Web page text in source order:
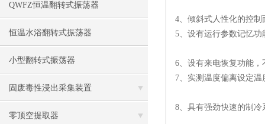
QWFZ恒温翻转式振荡器
恒温水浴翻转式振荡器
小型翻转式振荡器
固废毒性浸出采集装置
零顶空提取器
4、倾斜式人性化的控
5、设有运行参数记忆
6、设有来电恢复功能
7、实测温度偏离设定
8、具有强劲快速的制